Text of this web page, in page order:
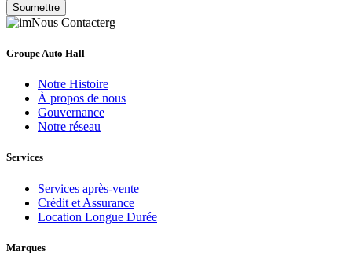
Soumettre
Groupe Auto Hall
Notre Histoire
À propos de nous
Gouvernance
Notre réseau
Services
Services après-vente
Crédit et Assurance
Location Longue Durée
Marques